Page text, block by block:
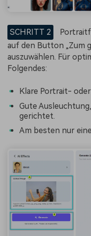
SCHRITT 2
auf den Button „Zum
auszuwählen. Für
Folgendes:
Klare Portrait-
Gute
gerichtet.
Am besten nur